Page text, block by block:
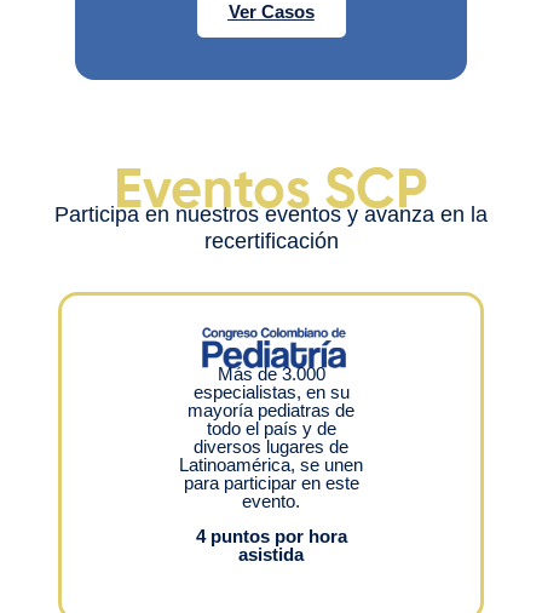
Ver Casos
Eventos SCP
Participa en nuestros eventos y avanza en la
recertificación
Más de 3.000
especialistas, en su
mayoría pediatras de
todo el país y de
diversos lugares de
Latinoamérica, se unen
para participar en este
evento.
4 puntos por hora
asistida